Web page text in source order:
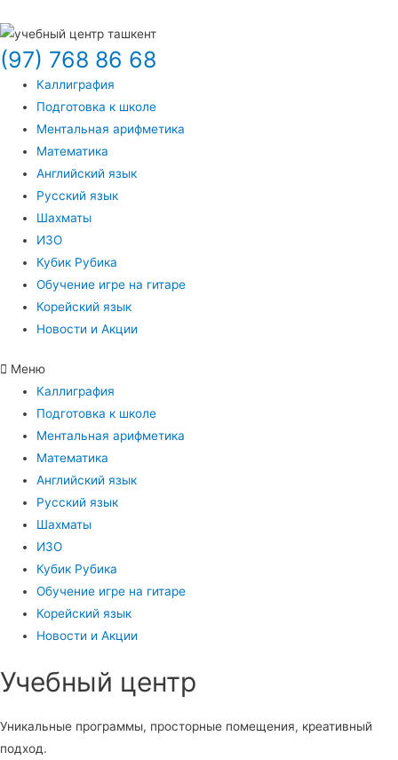
(97) 768 86 68
Каллиграфия
Подготовка к школе
Ментальная арифметика
Математика
Английский язык
Русский язык
Шахматы
ИЗО
Кубик Рубика
Обучение игре на гитаре
Корейский язык
Новости и Акции
Меню
Каллиграфия
Подготовка к школе
Ментальная арифметика
Математика
Английский язык
Русский язык
Шахматы
ИЗО
Кубик Рубика
Обучение игре на гитаре
Корейский язык
Новости и Акции
Учебный центр​
Уникальные программы, просторные помещения, креативный
подход.